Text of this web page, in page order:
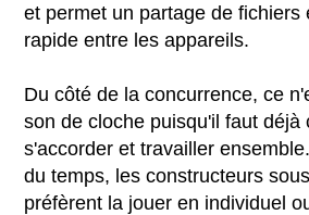
et permet un partage de fichiers
rapide entre les appareils.
Du côté de la concurrence, ce
son de cloche puisqu'il faut déjà
s'accorder et travailler
du temps, les constructeurs
préfèrent la jouer en individuel